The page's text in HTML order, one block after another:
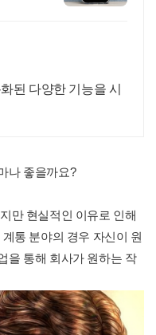
된 다양한 기능을 시
나 좋을까요?
만 현실적인 이유로 인해
통 분야의 경우 자신이 원
을 통해 회사가 원하는 작